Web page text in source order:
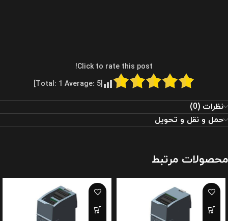
Click to rate this post!
[Total:
1 Average: 5
]
نظرات (0)
حمل و نقل و تحویل
محصولات مرتبط